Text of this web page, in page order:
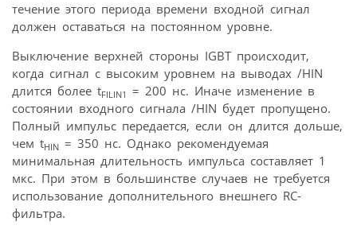
течение этого периода времени входной сигнал
должен оставаться на постоянном уровне.
Выключение верхней стороны IGBT происходит,
когда сигнал с высоким уровнем на выводах /HIN
длится более tFILIN1
= 200 нс. Иначе изменение в
состоянии входного сигнала /HIN будет пропущено.
Полный импульс передается, если он длится дольше,
чем tHIN = 350 нс. Однако рекомендуемая
минимальная длительность импульса составляет 1
мкс. При этом в большинстве случаев не требуется
использование дополнительного внешнего RC-
фильтра.